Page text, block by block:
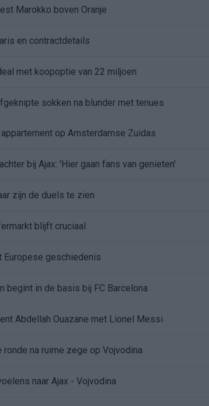
Marokko boven Oranje
en contractdetails
met koopoptie van 22 miljoen
sokken na blunder met tenues
op Amsterdamse Zuidas
bij Ajax: 'Hier gaan fans van genieten'
zijn de duels te zien
blijft cruciaal
Europese geschiedenis
begint in de basis bij FC Barcelona
Abdellah Ouazane met Lionel Messi
na ruime zege op Vojvodina
naar Ajax - Vojvodina